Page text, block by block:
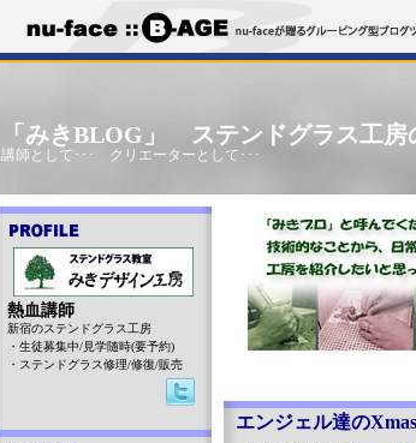
「みきBLOG」 ステンドグラス工房
講師として･･･ クリエーターとして･･･
エンジェル達の
熱血講師
新宿のステンドグラス工房
・生徒募集中/見学随時(要予約)
・ステンドグラス修理/修復/販売